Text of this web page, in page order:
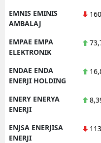
EMNIS EMINIS
AMBALAJ
EMPAE EMPA
ELEKTRONIK
ENDAE ENDA
ENERJI HOLDING
ENERY ENERYA
ENERJI
ENJSA ENERJISA
ENERJI